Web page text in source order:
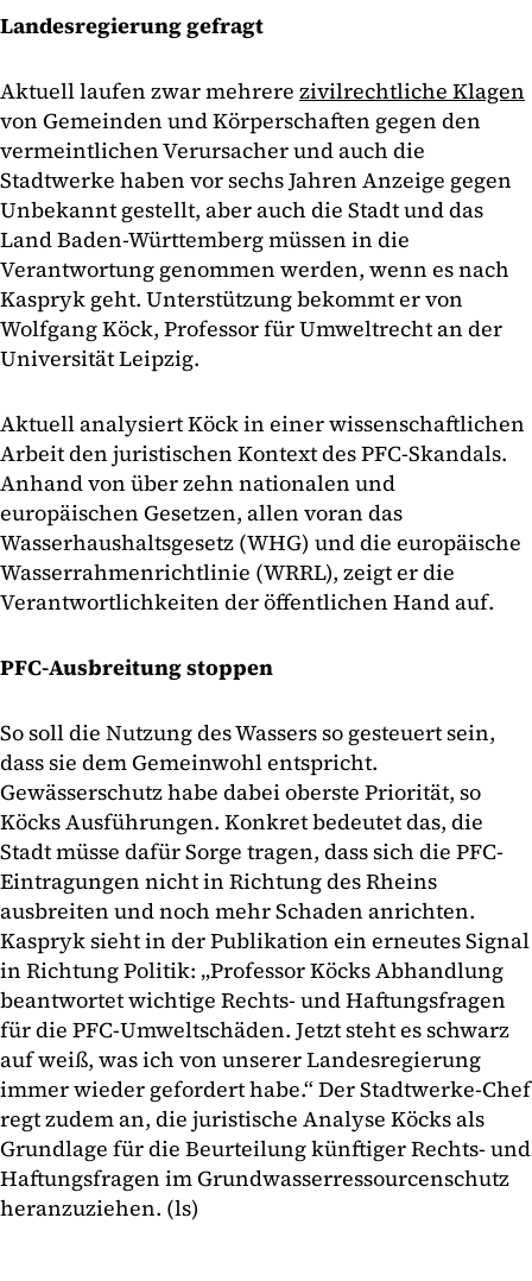
Landesregierung gefragt
Aktuell laufen zwar mehrere zivilrechtliche Klagen
von Gemeinden und Körperschaften gegen den
vermeintlichen Verursacher und auch die
Stadtwerke haben vor sechs Jahren Anzeige gegen
Unbekannt gestellt, aber auch die Stadt und das
Land Baden-Württemberg müssen in die
Verantwortung genommen werden, wenn es nach
Kaspryk geht. Unterstützung bekommt er von
Wolfgang Köck, Professor für Umweltrecht an der
Universität Leipzig.
Aktuell analysiert Köck in einer wissenschaftlichen
Arbeit den juristischen Kontext des PFC-Skandals.
Anhand von über zehn nationalen und
europäischen Gesetzen, allen voran das
Wasserhaushaltsgesetz (WHG) und die europäische
Wasserrahmenrichtlinie (WRRL), zeigt er die
Verantwortlichkeiten der öffentlichen Hand auf.
PFC-Ausbreitung stoppen
So soll die Nutzung des Wassers so gesteuert sein,
dass sie dem Gemeinwohl entspricht.
Gewässerschutz habe dabei oberste Priorität, so
Köcks Ausführungen. Konkret bedeutet das, die
Stadt müsse dafür Sorge tragen, dass sich die PFC-
Eintragungen nicht in Richtung des Rheins
ausbreiten und noch mehr Schaden anrichten.
Kaspryk sieht in der Publikation ein erneutes Signal
in Richtung Politik: „Professor Köcks Abhandlung
beantwortet wichtige Rechts- und Haftungsfragen
für die PFC-Umweltschäden. Jetzt steht es schwarz
auf weiß, was ich von unserer Landesregierung
immer wieder gefordert habe.“ Der Stadtwerke-Chef
regt zudem an, die juristische Analyse Köcks als
Grundlage für die Beurteilung künftiger Rechts- und
Haftungsfragen im Grundwasserressourcenschutz
heranzuziehen. (ls)